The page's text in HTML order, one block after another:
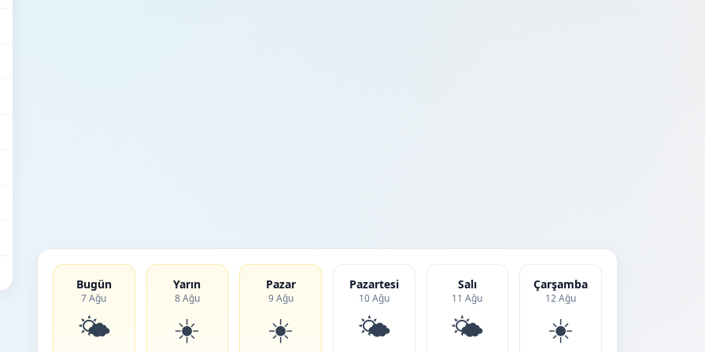
Bugün
7 Ağu
🌤️
Yarın
8 Ağu
☀️
Pazar
9 Ağu
☀️
Pazartesi
10 Ağu
🌤️
Salı
11 Ağu
🌤️
Çarşamba
12 Ağu
☀️